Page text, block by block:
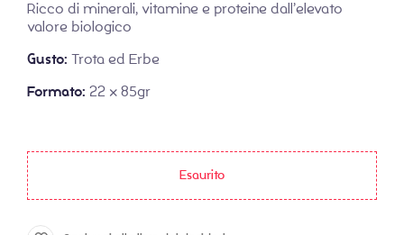
Ricco di minerali, vitamine e proteine dall’elevato
valore biologico
Gusto: Trota ed Erbe
Formato: 22 x 85gr
Esaurito